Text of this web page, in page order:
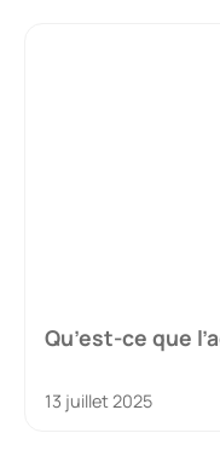
Qu’est-ce que
13 juillet 2025